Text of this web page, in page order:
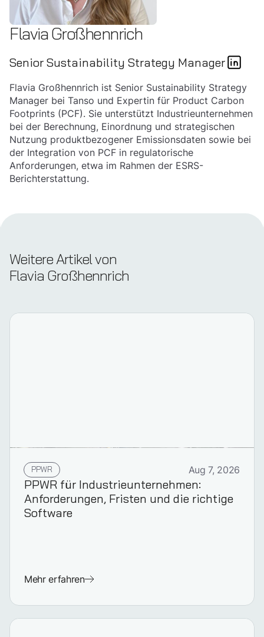
Flavia Großhennrich
Senior Sustainability Strategy Manager
Flavia Großhennrich ist Senior Sustainability Strategy
Manager bei Tanso und Expertin für Product Carbon
Footprints (PCF). Sie unterstützt Industrieunternehmen
bei der Berechnung, Einordnung und strategischen
Nutzung produktbezogener Emissionsdaten sowie bei
der Integration von PCF in regulatorische
Anforderungen, etwa im Rahmen der ESRS-
Berichterstattung.
Weitere Artikel von
Flavia Großhennrich
PPWR Aug 7, 2026
PPWR für Industrieunternehmen:
Anforderungen, Fristen und die richtige
Software
Mehr erfahren